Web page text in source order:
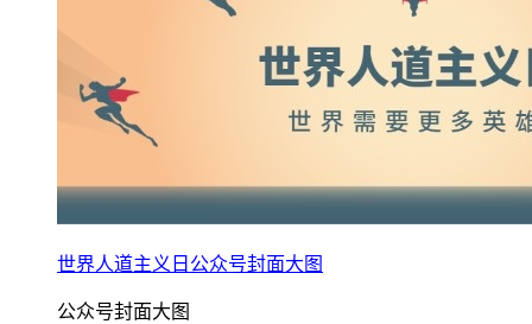
世界人道主义日公众号封面大图
公众号封面大图